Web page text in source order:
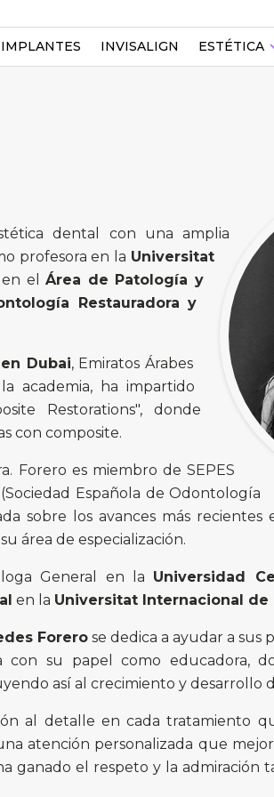
IMPLANTES INVISALIGN ESTÉTICA
dental con una amplia
profesora en la Universitat
en elÁrea de Patología y
Restauradora y
Dubai, Emiratos Árabes
academia, ha impartido
Restorations", donde
con composite.
Forero es miembro de SEPES
Española de Odontología
sobre los avances más recientes
área de especialización.
General en la Universidad
en la Universitat Internacional de
Forero se dedica a ayudar a sus
su papel como educadora,
así al crecimiento y desarrollo
al detalle en cada tratamiento
atención personalizada que
ganado el respeto y la admiración